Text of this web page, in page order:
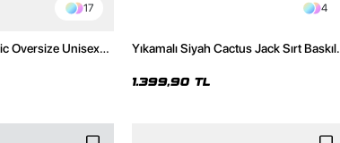
17
Oversize Unisex
4
Yıkamalı Siyah Cactus Jack Sırt Baskılı
1.399,90 TL